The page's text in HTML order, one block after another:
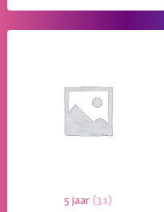
5 jaar (31)